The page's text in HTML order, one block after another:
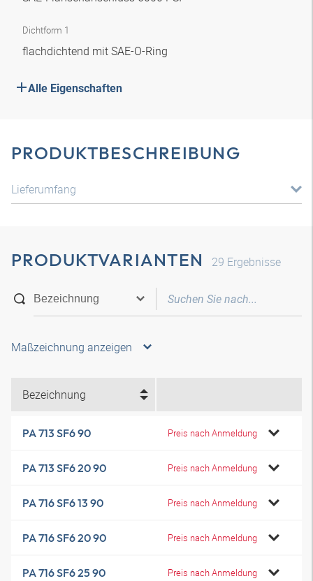
Dichtform 1
flachdichtend mit SAE-O-Ring
Alle Eigenschaften
PRODUKTBESCHREIBUNG
Lieferumfang
PRODUKTVARIANTEN 29 Ergebnisse
Maßzeichnung anzeigen
Bezeichnung
PA 713 SF6 90 Preis nach Anmeldung
PA 713 SF6 20 90 Preis nach Anmeldung
PA 716 SF6 13 90 Preis nach Anmeldung
PA 716 SF6 20 90 Preis nach Anmeldung
PA 716 SF6 25 90 Preis nach Anmeldung